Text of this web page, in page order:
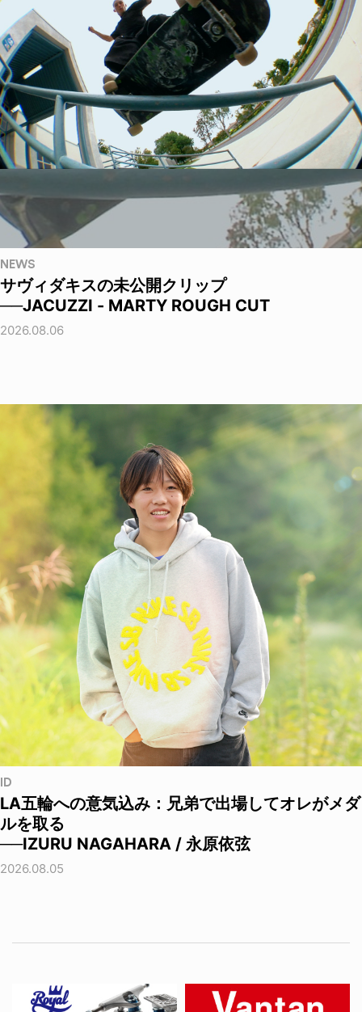
NEWS
サヴィダキスの未公開クリップ
──JACUZZI - MARTY ROUGH CUT
2026.08.06
ID
LA五輪への意気込み：兄弟で出場してオレがメダ
ルを取る
──IZURU NAGAHARA / 永原依弦
2026.08.05